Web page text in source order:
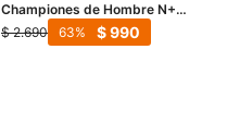
Championes de Hombre N+
GOAL acordonado - Negro
$ 2.690 $990
63